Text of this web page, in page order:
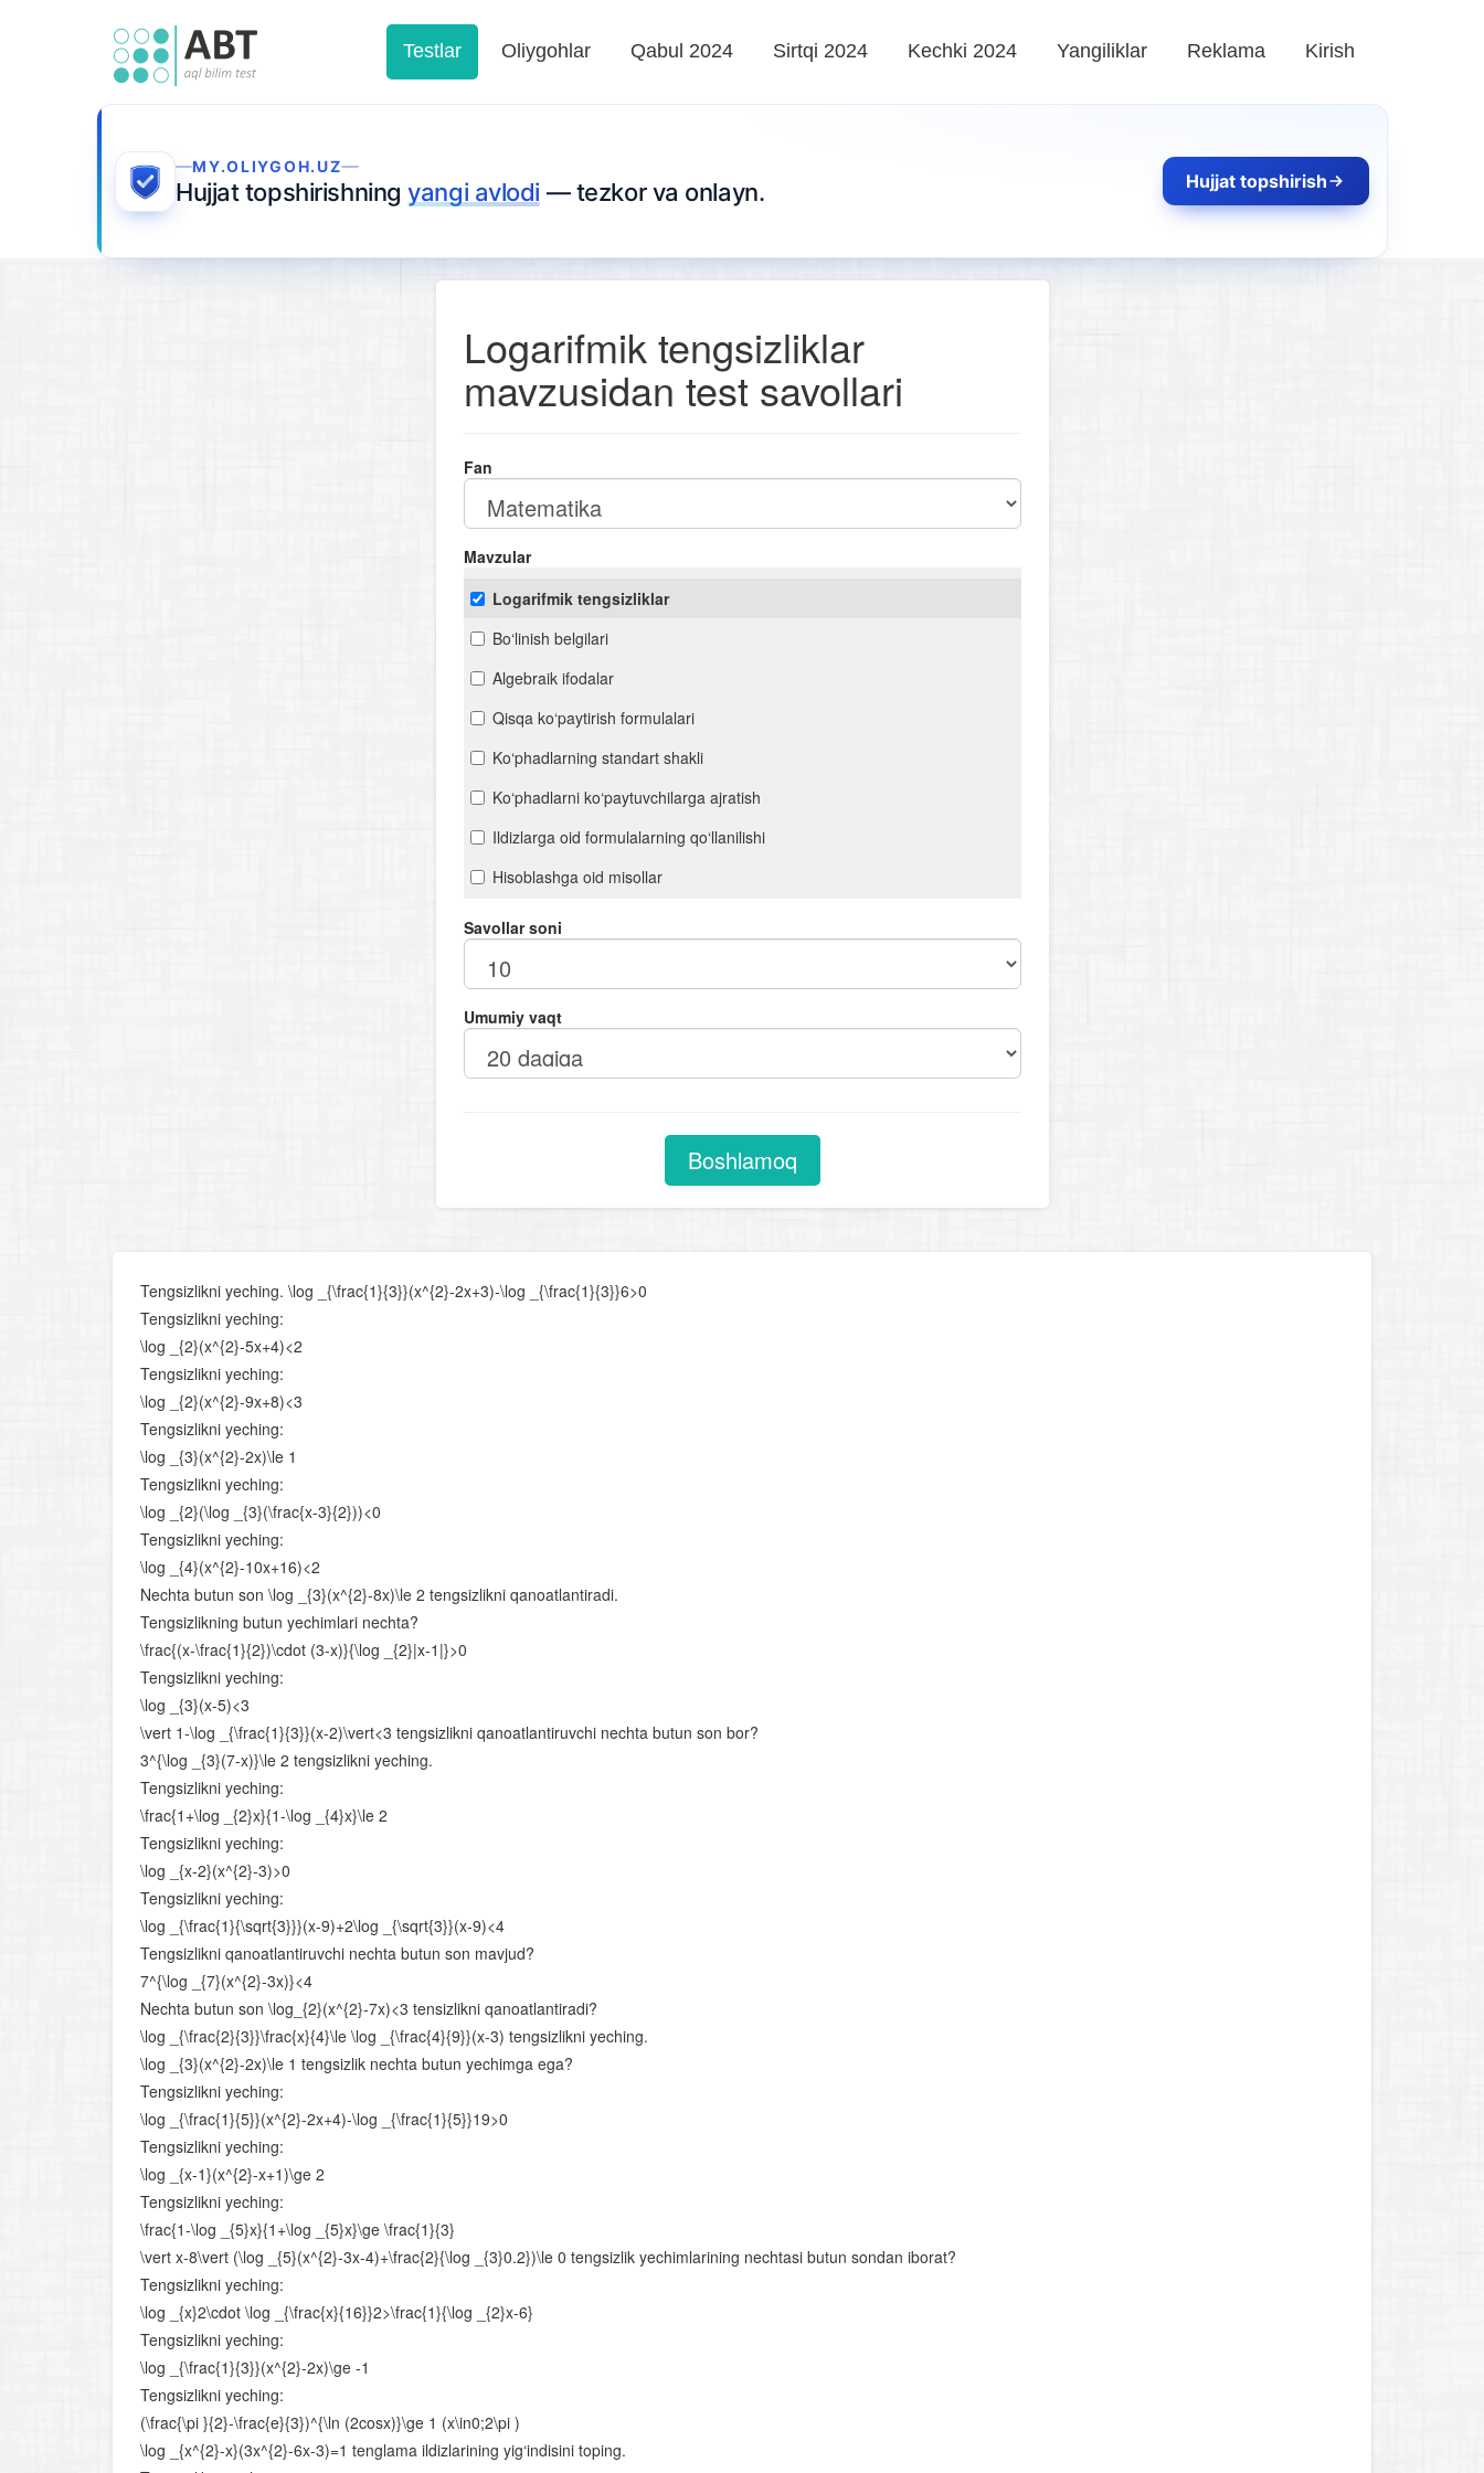
Testlar Oliygohlar Qabul 2024 Sirtqi 2024 Kechki 2024 Yangiliklar Reklama Kirish
MY.OLIYGOH.UZ
Hujjat topshirishningyangi avlodi — tezkor va onlayn. Hujjat topshirish
Logarifmik tengsizliklar
mavzusidan test savollari
Fan
Mavzular
Logarifmik tengsizliklar
Bo‘linish belgilari
Algebraik ifodalar
Qisqa ko‘paytirish formulalari
Ko‘phadlarning standart shakli
Ko‘phadlarni ko‘paytuvchilarga ajratish
Ildizlarga oid formulalarning qo‘llanilishi
Hisoblashga oid misollar
Ifodalarni soddalashtirish
n- darajali ildiz. Ratsional ko‘rsatkichli daraja
Chiziqli tenglamalar. Proporsiya
Kvadrat tenglamalar
Viyet teoremasi
Parametrli chiziqli tenglamalar
Irratsional tenglamalar va tengsizliklar
Ko‘rsatkichli tengsizliklar
Logarifmik funksiya va uning xossalari
Logarifmik ifodalarni shakl almashtirish
Logarifmik tenglamalar
Funksiyaning o‘sish va kamayish oraliqlari
Funksiyaning ekstremumlari
Urinmaning tenglamasi
Hosilaning mexanik ma’nosi
Savollar soni
Umumiy vaqt
Boshlamoq
Tengsizlikni yeching. \log _{\frac{1}{3}}(x^{2}-2x+3)-\log _{\frac{1}{3}}6>0
Tengsizlikni yeching:
\log _{2}(x^{2}-5x+4)<2
Tengsizlikni yeching:
\log _{2}(x^{2}-9x+8)<3
Tengsizlikni yeching:
\log _{3}(x^{2}-2x)\le 1
Tengsizlikni yeching:
\log _{2}(\log _{3}(\frac{x-3}{2}))<0
Tengsizlikni yeching:
\log _{4}(x^{2}-10x+16)<2
Nechta butun son \log _{3}(x^{2}-8x)\le 2 tengsizlikni qanoatlantiradi.
Tengsizlikning butun yechimlari nechta?
\frac{(x-\frac{1}{2})\cdot (3-x)}{\log _{2}|x-1|}>0
Tengsizlikni yeching:
\log _{3}(x-5)<3
\vert 1-\log _{\frac{1}{3}}(x-2)\vert<3 tengsizlikni qanoatlantiruvchi nechta butun son bor?
3^{\log _{3}(7-x)}\le 2 tengsizlikni yeching.
Tengsizlikni yeching:
\frac{1+\log _{2}x}{1-\log _{4}x}\le 2
Tengsizlikni yeching:
\log _{x-2}(x^{2}-3)>0
Tengsizlikni yeching:
\log _{\frac{1}{\sqrt{3}}}(x-9)+2\log _{\sqrt{3}}(x-9)<4
Tengsizlikni qanoatlantiruvchi nechta butun son mavjud?
7^{\log _{7}(x^{2}-3x)}<4
Nechta butun son \log_{2}(x^{2}-7x)<3 tensizlikni qanoatlantiradi?
\log _{\frac{2}{3}}\frac{x}{4}\le \log _{\frac{4}{9}}(x-3) tengsizlikni yeching.
\log _{3}(x^{2}-2x)\le 1 tengsizlik nechta butun yechimga ega?
Tengsizlikni yeching:
\log _{\frac{1}{5}}(x^{2}-2x+4)-\log _{\frac{1}{5}}19>0
Tengsizlikni yeching:
\log _{x-1}(x^{2}-x+1)\ge 2
Tengsizlikni yeching:
\frac{1-\log _{5}x}{1+\log _{5}x}\ge \frac{1}{3}
\vert x-8\vert (\log _{5}(x^{2}-3x-4)+\frac{2}{\log _{3}0.2})\le 0 tengsizlik yechimlarining nechtasi butun sondan iborat?
Tengsizlikni yeching:
\log _{x}2\cdot \log _{\frac{x}{16}}2>\frac{1}{\log _{2}x-6}
Tengsizlikni yeching:
\log _{\frac{1}{3}}(x^{2}-2x)\ge -1
Tengsizlikni yeching:
(\frac{\pi }{2}-\frac{e}{3})^{\ln (2cosx)}\ge 1 (x\in0;2\pi )
\log _{x^{2}-x}(3x^{2}-6x-3)=1 tenglama ildizlarining yig‘indisini toping.